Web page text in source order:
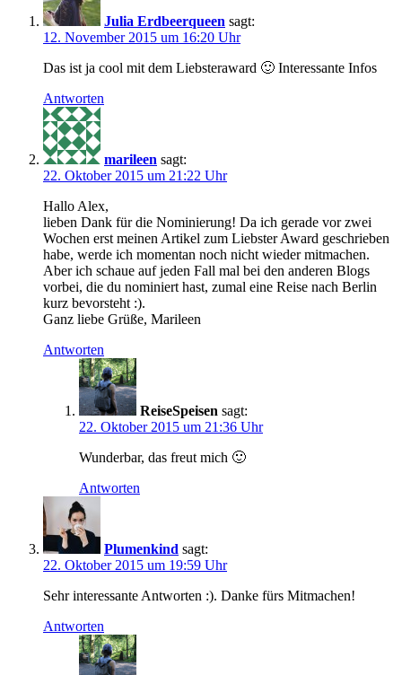
Julia Erdbeerqueen sagt:
12. November 2015 um 16:20 Uhr
Das ist ja cool mit dem Liebsteraward 🙂 Interessante Infos
Antworten
marileen sagt:
22. Oktober 2015 um 21:22 Uhr
Hallo Alex,
lieben Dank für die Nominierung! Da ich gerade vor zwei
Wochen erst meinen Artikel zum Liebster Award geschrieben
habe, werde ich momentan noch nicht wieder mitmachen.
Aber ich schaue auf jeden Fall mal bei den anderen Blogs
vorbei, die du nominiert hast, zumal eine Reise nach Berlin
kurz bevorsteht :).
Ganz liebe Grüße, Marileen
Antworten
ReiseSpeisen sagt:
22. Oktober 2015 um 21:36 Uhr
Wunderbar, das freut mich 🙂
Antworten
Plumenkind sagt:
22. Oktober 2015 um 19:59 Uhr
Sehr interessante Antworten :). Danke fürs Mitmachen!
Antworten